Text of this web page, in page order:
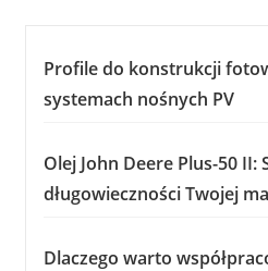
Profile do konstrukcji
systemach nośnych PV
Olej John Deere Plus-50 II:
długowieczności Twojej
Dlaczego warto